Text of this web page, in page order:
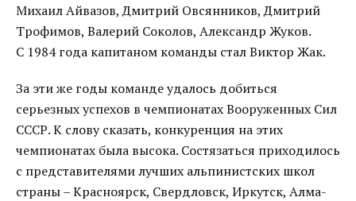
Михаил Айвазов, Дмитрий Овсянников, Дмитрий
Трофимов, Валерий Соколов, Александр Жуков.
С 1984 года капитаном команды стал Виктор Жак.
За эти же годы команде удалось добиться
серьезных успехов в чемпионатах Вооруженных Сил
СССР. К слову сказать, конкуренция на этих
чемпионатах была высока. Состязаться приходилось
с представителями лучших альпинистских школ
страны – Красноярск, Свердловск, Иркутск, Алма-